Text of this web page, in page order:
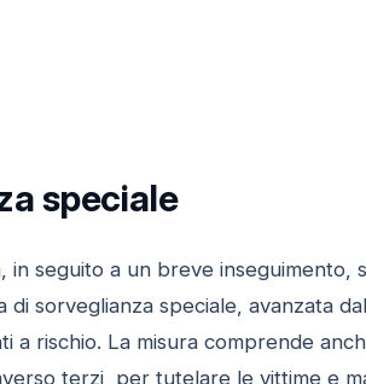
speciale
seguito a un breve inseguimento,
sorveglianza speciale, avanzata
rischio. La misura comprende
terzi, per tutelare le vittime e